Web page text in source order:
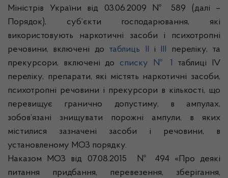
Міністрів України від 03.06.2009 № 589 (далі –
Порядок), суб’єкти господарювання, які
використовують наркотичні засоби і психотропні
речовини, включені до таблиць II і III переліку, та
прекурсори, включені до списку № 1 таблиці IV
переліку, препарати, які містять наркотичні засоби,
психотропні речовини і прекурсори в кількості, що
перевищує гранично допустиму, в ампулах,
зобов’язані знищувати порожні ампули, в яких
містилися зазначені засоби і речовини, в
установленому МОЗ порядку.
Наказом МОЗ від 07.08.2015 № 494 «Про деякі
питання придбання, перевезення, зберігання,